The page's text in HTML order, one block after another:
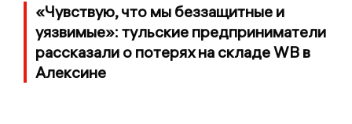
«Чувствую, что мы беззащитные и
уязвимые»: тульские предприниматели
рассказали о потерях на складе WB в
Алексине